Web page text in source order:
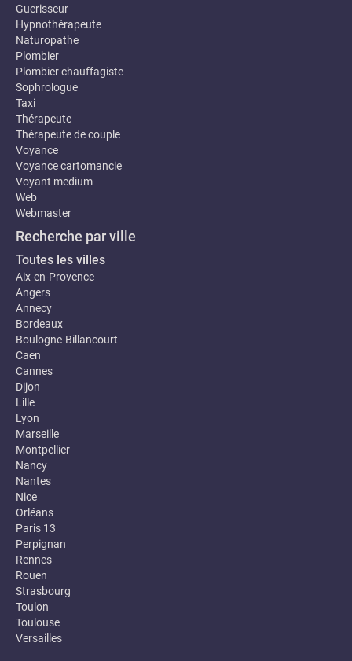
Guerisseur
Hypnothérapeute
Naturopathe
Plombier
Plombier chauffagiste
Sophrologue
Taxi
Thérapeute
Thérapeute de couple
Voyance
Voyance cartomancie
Voyant medium
Web
Webmaster
Recherche par ville
Toutes les villes
Aix-en-Provence
Angers
Annecy
Bordeaux
Boulogne-Billancourt
Caen
Cannes
Dijon
Lille
Lyon
Marseille
Montpellier
Nancy
Nantes
Nice
Orléans
Paris 13
Perpignan
Rennes
Rouen
Strasbourg
Toulon
Toulouse
Versailles